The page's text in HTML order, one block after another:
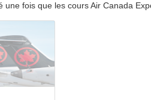
fois que les cours Air Canada